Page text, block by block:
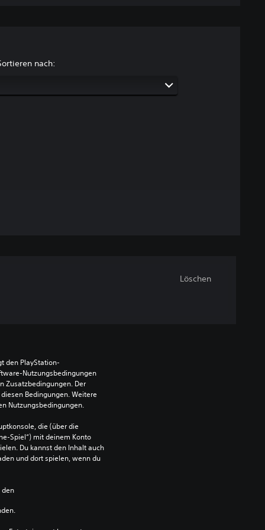
nach:
Löschen
den PlayStation-
Nutzungsbedingungen
Zusatzbedingungen. Der
Bedingungen. Weitere
Nutzungsbedingungen.
die (über die
Spiel“) mit deinem Konto
Du kannst den Inhalt auch
und dort spielen, wenn du
den